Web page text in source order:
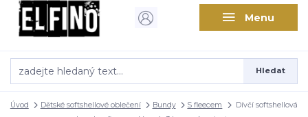
Menu
Hledat
Úvod Dětské softshellové oblečení Bundy S fleecem
Dívčí softshellová